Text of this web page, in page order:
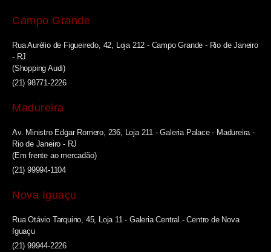
Campo Grande
Rua Aurélio de Figueiredo, 42, Loja 212 - Campo Grande - Rio de Janeiro
- RJ
(Shopping Audi)
(21) 98771-2226
Madureira
Av. Ministro Edgar Romero, 236, Loja 211 - Galeria Palace - Madureira -
Rio de Janeiro - RJ
(Em frente ao mercadão)
(21) 99994-1104
Nova Iguaçu
Rua Otávio Tarquino, 45, Loja 11 - Galeria Central - Centro de Nova
Iguaçu
(21) 99944-2226